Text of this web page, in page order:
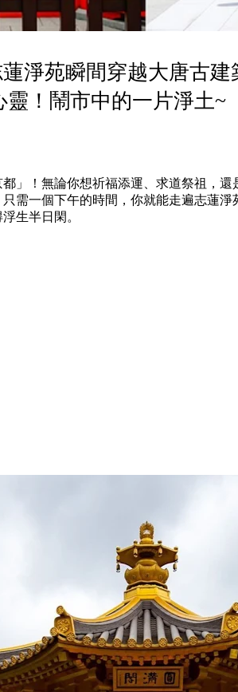
蓮淨苑瞬間穿越大唐古建
！鬧市中的一片淨土~
」！無論你想祈福添運、求道祭祖，還
需一個下午的時間，你就能走遍志蓮淨
生半日閑。